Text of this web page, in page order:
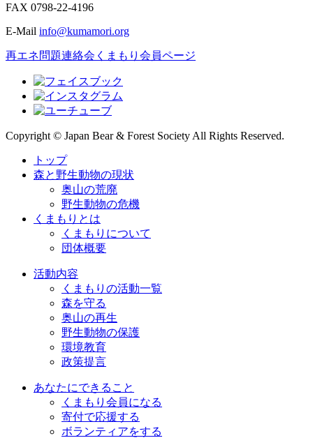
FAX 0798-22-4196
E-Mail info@kumamori.org
再エネ問題連絡会 くまもり会員ページ
Copyright © Japan Bear & Forest Society All Rights Reserved.
トップ
森と野生動物の現状
奥山の荒廃
野生動物の危機
くまもりとは
くまもりについて
団体概要
活動内容
くまもりの活動一覧
森を守る
奥山の再生
野生動物の保護
環境教育
政策提言
あなたにできること
くまもり会員になる
寄付で応援する
ボランティアをする